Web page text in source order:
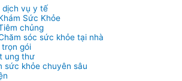
dịch vụ y tế
Sức Khỏe
chủng
sóc sức khỏe tại nhà
trọn gói
ung thư
sức khỏe chuyên sâu